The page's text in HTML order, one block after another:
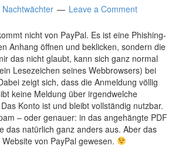
Nachtwächter Leave a Comment
nicht von PayPal. Es ist eine Phishing-
Anhang öffnen und beklicken, sondern die
das nicht glaubt, kann sich ganz normal
Lesezeichen seines Webbrowsers) bei
zeigt sich, dass die Anmeldung völlig
keine Meldung über irgendwelche
Konto ist und bleibt vollständig nutzbar.
– oder genauer: in das angehängte PDF
das natürlich ganz anders aus. Aber das
von PayPal gewesen.